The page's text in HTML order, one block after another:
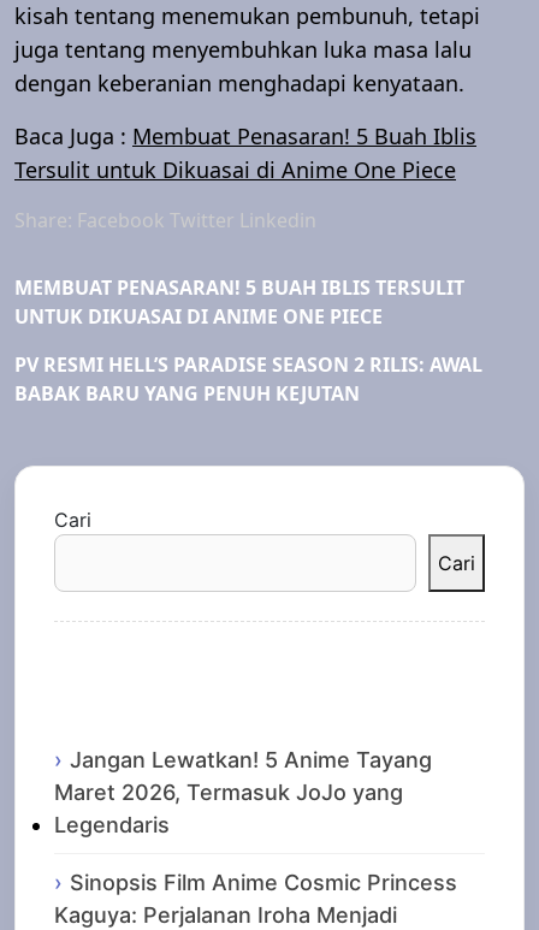
kisah tentang menemukan pembunuh, tetapi
juga tentang menyembuhkan luka masa lalu
dengan keberanian menghadapi kenyataan.
Baca Juga : Membuat Penasaran! 5 Buah Iblis
Tersulit untuk Dikuasai di Anime One Piece
Share: Facebook Twitter Linkedin
MEMBUAT PENASARAN! 5 BUAH IBLIS TERSULIT
UNTUK DIKUASAI DI ANIME ONE PIECE
PV RESMI HELL’S PARADISE SEASON 2 RILIS: AWAL
BABAK BARU YANG PENUH KEJUTAN
Cari
Cari
Jangan Lewatkan! 5 Anime Tayang
Maret 2026, Termasuk JoJo yang
Legendaris
Sinopsis Film Anime Cosmic Princess
Kaguya: Perjalanan Iroha Menjadi